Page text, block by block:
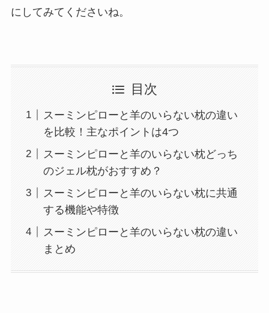
にしてみてくださいね。
目次
スーミンピローと羊のいらない枕の違い
を比較！主なポイントは4つ
スーミンピローと羊のいらない枕どっち
のジェル枕がおすすめ？
スーミンピローと羊のいらない枕に共通
する機能や特徴
スーミンピローと羊のいらない枕の違い
まとめ